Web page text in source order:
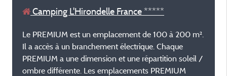
Camping L'Hirondelle France *****
Le PREMIUM est un emplacement de 100 à 200 m².
Il a accès à un branchement électrique. Chaque
PREMIUM a une dimension et une répartition soleil /
ombre différente. Les emplacements PREMIUM